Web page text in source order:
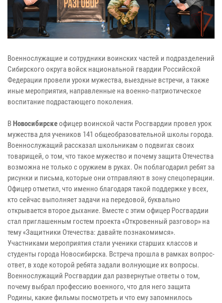
Военнослужащие и сотрудники воинских частей и подразделений
Сибирского округа войск национальной гвардии Российской
Федерации провели уроки мужества, выездные встречи, а также
иные мероприятия, направленные на военно-патриотическое
воспитание подрастающего поколения.
В Новосибирскеофицер воинской части Росгвардии провел урок
мужества для учеников 141 общеобразовательной школы города.
Военнослужащий рассказал школьникам о подвигах своих
товарищей, о том, что такое мужество и почему защита Отечества
возможна не только с оружием в руках. Он поблагодарил ребят за
рисунки и письма, которые они отправляют в зону спецоперации.
Офицер отметил, что именно благодаря такой поддержке у всех,
кто сейчас выполняет задачи на передовой, буквально
открывается второе дыхание. Вместе с этим офицер Росгвардии
стал приглашенным гостем проекта «Откровенный разговор» на
тему «Защитники Отечества: давайте познакомимся».
Участниками мероприятия стали ученики старших классов и
студенты города Новосибирска. Встреча прошла в рамках вопрос-
ответ, в ходе которой ребята задали волнующие их вопросы.
Военнослужащий Росгвардии дал развернутые ответы о том,
почему выбрал профессию военного, что для него защита
Родины, какие фильмы посмотреть и что ему запомнилось